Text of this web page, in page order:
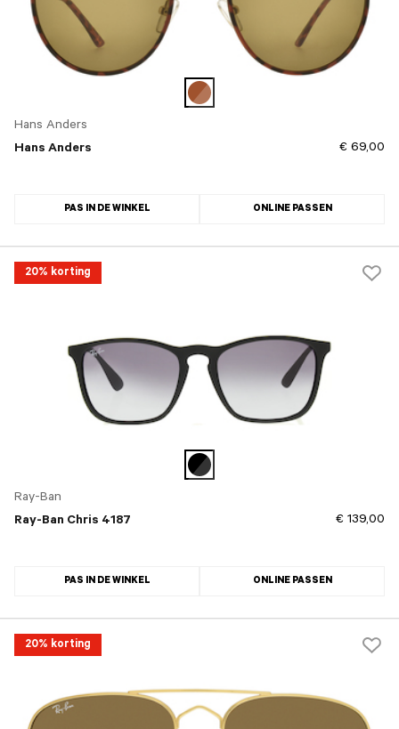
Hans Anders
Hans Anders
€ 69,00
PAS IN DE WINKEL ONLINE PASSEN
20% korting
Ray-Ban
Ray-Ban Chris 4187
€ 139,00
PAS IN DE WINKEL ONLINE PASSEN
20% korting